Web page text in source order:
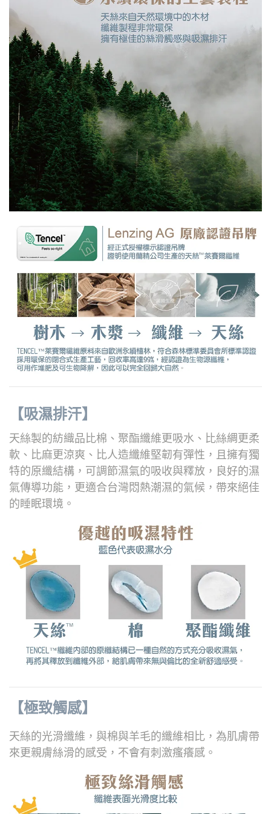
【吸濕排汗】
天絲製的紡織品比棉、聚酯纖維更吸水、比絲綢更柔
軟、比麻更涼爽、比人造纖維堅韌有彈性， 且擁有獨
特的原纖結構，可調節濕氣的吸收與釋放，良好的濕
氣傳導功能，更適合台灣悶熱潮濕的氣候，帶來絕佳
的睡眠環境。
【極致觸感】
天絲的光滑纖維，與棉與羊毛的纖維相比，為肌膚帶
來更親膚絲滑的感受，不會有刺激瘙癢感。